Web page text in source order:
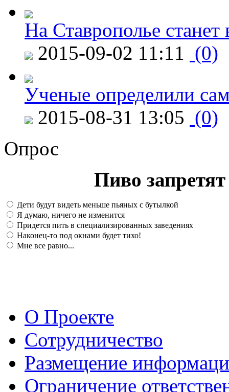
На Ставрополье
2015-09-02 11:11 (0)
Ученые определили
2015-08-31 13:05 (0)
Опрос
Пиво
Дети будут видеть меньше пьяных с бутылкой
Я думаю, ничего не изменится
Придется пить в специализированных заведениях
Наконец-то под окнами будет тихо!
Мне все равно...
О Проекте
Сотрудничество
Размещение
Ограничение